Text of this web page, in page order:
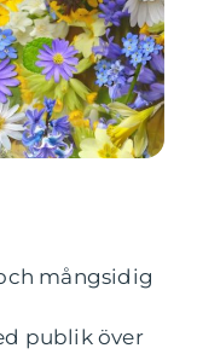
mångsidig
publik över